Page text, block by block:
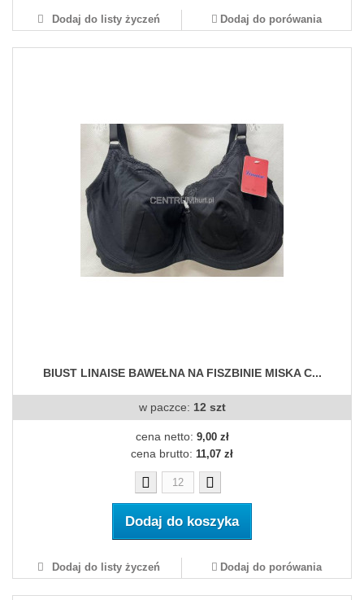
Dodaj do listy życzeń Dodaj do porówania
BIUST LINAISE BAWEŁNA NA FISZBINIE MISKA C...
w paczce: 12 szt
cena netto: 9,00 zł
cena brutto: 11,07 zł
Dodaj do koszyka
Dodaj do listy życzeń Dodaj do porówania